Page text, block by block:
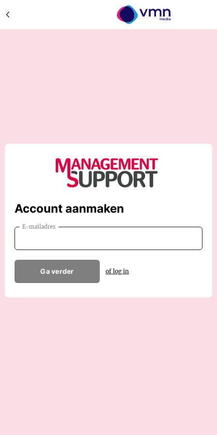
Account aanmaken
E-mailadres
Ga verder of log in